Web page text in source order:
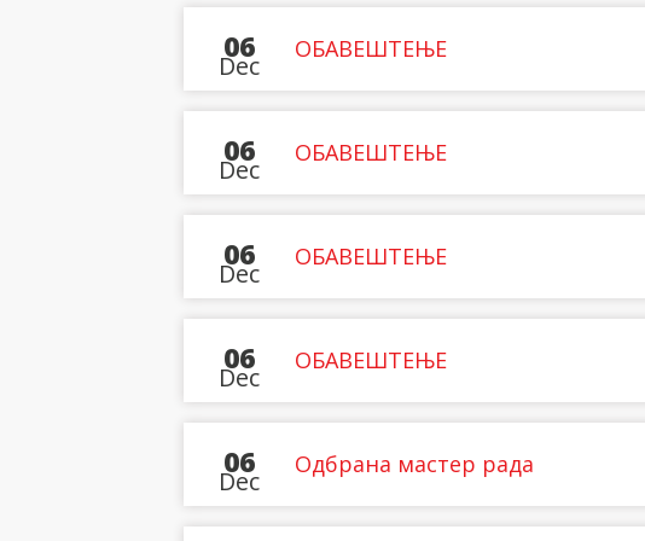
06
Dec
ОБАВЕШТЕЊЕ
06
Dec
ОБАВЕШТЕЊЕ
06
Dec
ОБАВЕШТЕЊЕ
06
Dec
ОБАВЕШТЕЊЕ
06
Dec
Одбрана мастер рада